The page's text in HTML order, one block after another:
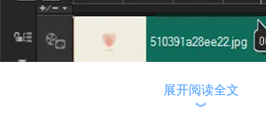
展开阅读全文
︾